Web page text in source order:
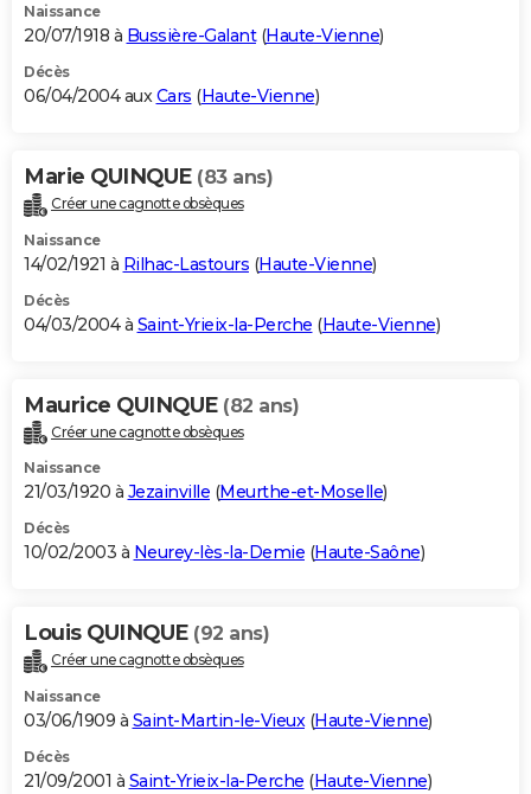
Naissance
20/07/1918 à Bussière-Galant(Haute-Vienne)
Décès
06/04/2004 auxCars (Haute-Vienne)
Marie QUINQUE (83 ans)
Créer une cagnotte obsèques
Naissance
14/02/1921 à Rilhac-Lastours (Haute-Vienne)
Décès
04/03/2004 à Saint-Yrieix-la-Perche (Haute-Vienne)
Maurice QUINQUE (82 ans)
Créer une cagnotte obsèques
Naissance
21/03/1920 à Jezainville (Meurthe-et-Moselle)
Décès
10/02/2003 à Neurey-lès-la-Demie (Haute-Saône)
Louis QUINQUE (92 ans)
Créer une cagnotte obsèques
Naissance
03/06/1909 à Saint-Martin-le-Vieux(Haute-Vienne)
Décès
21/09/2001 à Saint-Yrieix-la-Perche (Haute-Vienne)